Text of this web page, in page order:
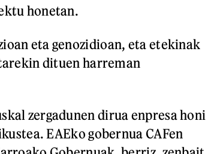
honetan.
eta genozidioan, eta etekinak
dituen harreman
zergadunen dirua enpresa honi
EAEko gobernua CAFen